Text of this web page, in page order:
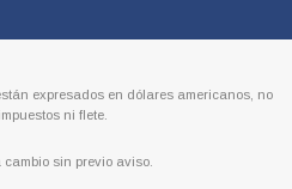
expresados en dólares americanos, no
ni flete.
cambio sin previo aviso.